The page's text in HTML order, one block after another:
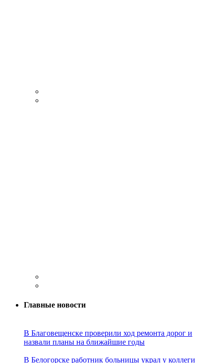
Главные новости
В Благовещенске проверили ход ремонта дорог и
назвали планы на ближайшие годы
В Белогорске работник больницы украл у коллеги